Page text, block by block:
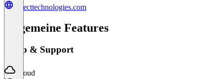
detecttechnologies.com
Allgemeine Features
Setup & Support
Cloud